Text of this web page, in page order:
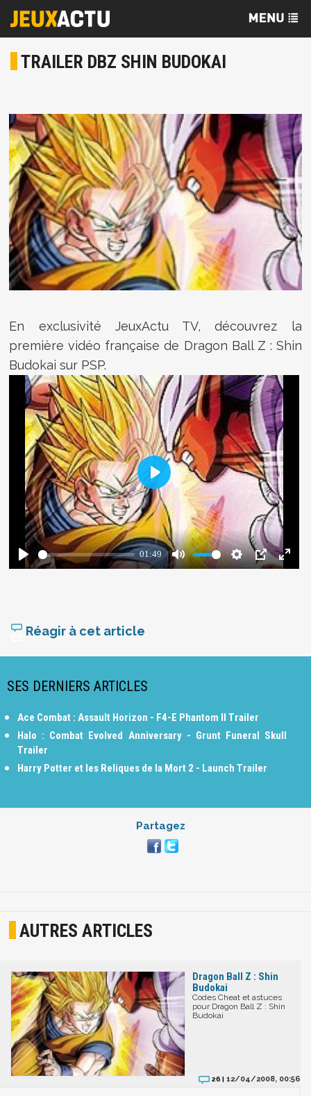
TRAILER DBZ SHIN BUDOKAI
En exclusivité JeuxActu TV, découvrez la
première vidéo française de Dragon Ball Z : Shin
Budokai sur PSP.
Réagir à cet article
SES DERNIERS ARTICLES
Ace Combat : Assault Horizon - F4-E Phantom II Trailer
Halo : Combat Evolved Anniversary - Grunt Funeral Skull
Trailer
Harry Potter et les Reliques de la Mort 2 - Launch Trailer
Partagez
AUTRES ARTICLES
Dragon Ball Z : Shin
Budokai
Codes Cheat et astuces
pour Dragon Ball Z : Shin
Budokai
26 | 12/04/2008, 00:56